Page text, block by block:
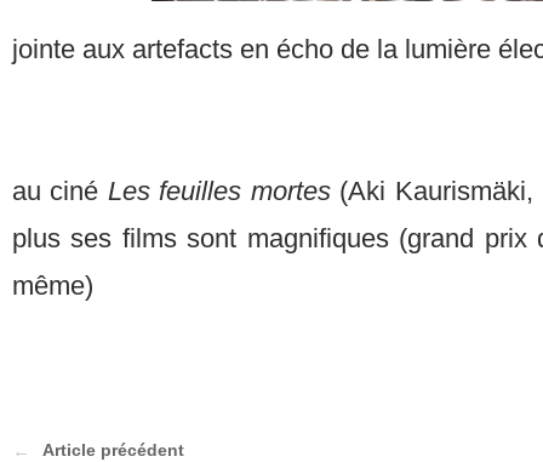
jointe aux artefacts en écho de la lumière
au ciné Les feuilles mortes (Aki
plus ses films sont magnifiques (grand prix
même)
Article précédent